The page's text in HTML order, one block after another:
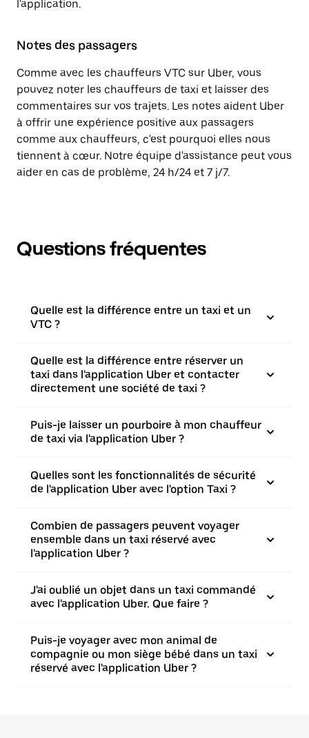
l'application.
Notes des passagers
Comme avec les chauffeurs VTC sur Uber, vous
pouvez noter les chauffeurs de taxi et laisser des
commentaires sur vos trajets. Les notes aident Uber
à offrir une expérience positive aux passagers
comme aux chauffeurs, c'est pourquoi elles nous
tiennent à cœur. Notre équipe d'assistance peut vous
aider en cas de problème, 24 h/24 et 7 j/7.
Questions fréquentes
Quelle est la différence entre un taxi et un
VTC ?
Quelle est la différence entre réserver un
taxi dans l'application Uber et contacter
directement une société de taxi ?
Puis-je laisser un pourboire à mon chauffeur
de taxi via l'application Uber ?
Quelles sont les fonctionnalités de sécurité
de l'application Uber avec l'option Taxi ?
Combien de passagers peuvent voyager
ensemble dans un taxi réservé avec
l'application Uber ?
J'ai oublié un objet dans un taxi commandé
avec l'application Uber. Que faire ?
Puis-je voyager avec mon animal de
compagnie ou mon siège bébé dans un taxi
réservé avec l'application Uber ?